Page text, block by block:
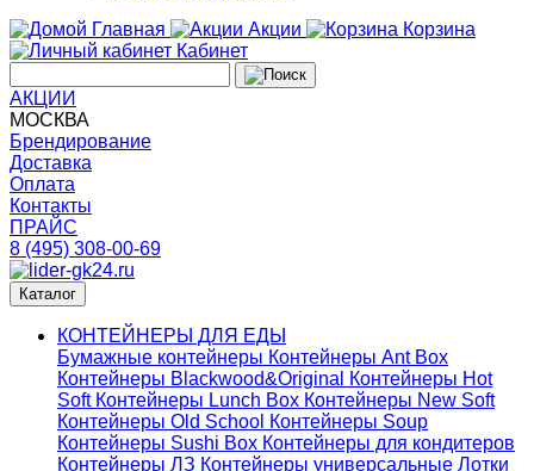
Главная
Акции
Корзина
Кабинет
АКЦИИ
МОСКВА
Брендирование
Доставка
Оплата
Контакты
ПРАЙС
8 (495) 308-00-69
Каталог
КОНТЕЙНЕРЫ ДЛЯ ЕДЫ
Бумажные контейнеры Контейнеры Ant Box
Контейнеры Blackwood&Original
Контейнеры Hot
Soft Контейнеры Lunch Box Контейнеры New Soft
Контейнеры Old School Контейнеры Soup
Контейнеры Sushi Box Контейнеры для кондитеров
Контейнеры ЛЗ Контейнеры универсальные Лотки